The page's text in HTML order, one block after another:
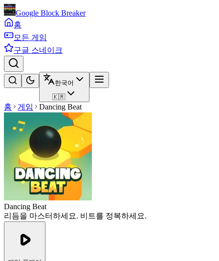
Google Block Breaker
홈
모든 게임
구글 스네이크
한국어
🇰🇷
홈 게임 Dancing Beat
Dancing Beat
리듬을 마스터하세요. 비트를 정복하세요.